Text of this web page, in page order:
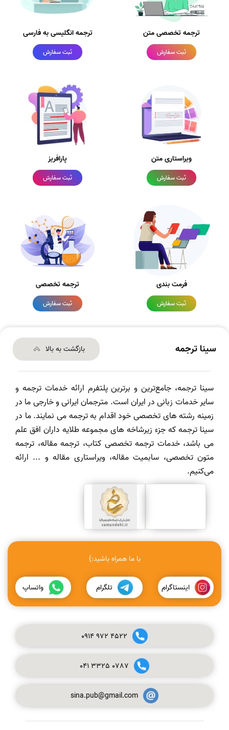
ترجمه تخصصی متن
ثبت سفارش
ترجمه انگلیسی به فارسی
ثبت سفارش
ویراستاری متن
ثبت سفارش
پارافریز
ثبت سفارش
فرمت بندی
ثبت سفارش
ترجمه تخصصی
ثبت سفارش
سینا ترجمه بازگشت به بالا
سینا ترجمه، جامع‌ترین و برترین پلتفرم ارائه خدمات ترجمه و
سایر خدمات زبانی در ایران است. مترجمان ایرانی و خارجی ما در
زمینه رشته های تخصصی خود اقدام به ترجمه می نمایند. ما در
سینا ترجمه که جزء زیرشاخه های مجموعه طلایه داران افق علم
می باشد، خدمات ترجمه تخصصی کتاب، ترجمه مقاله، ترجمه
متون تخصصی، سابمیت مقاله، ویراستاری مقاله و ... ارائه
می‌کنیم.
با ما همراه باشید:)
اینستاگرام تلگرام واتساپ
0914972 4522
041 3325 0787
sina.pub@gmail.com